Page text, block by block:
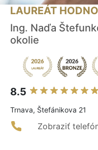
LAUREÁT
Ing. Naďa
okolie
8.5
Trnava, Štefánikova 21
Zobraziť